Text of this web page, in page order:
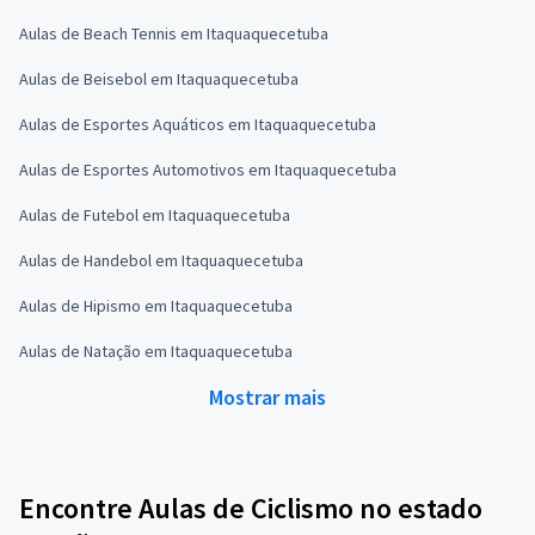
Aulas de Beach Tennis em Itaquaquecetuba
Aulas de Beisebol em Itaquaquecetuba
Aulas de Esportes Aquáticos em Itaquaquecetuba
Aulas de Esportes Automotivos em Itaquaquecetuba
Aulas de Futebol em Itaquaquecetuba
Aulas de Handebol em Itaquaquecetuba
Aulas de Hipismo em Itaquaquecetuba
Aulas de Natação em Itaquaquecetuba
Mostrar mais
Encontre Aulas de Ciclismo no estado